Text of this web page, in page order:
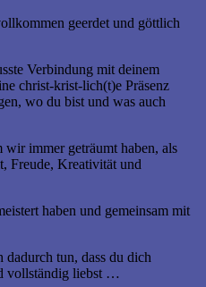
geerdet und göttlich
Verbindung mit deinem
christ-krist-lich(t)e Präsenz
wo du bist und was auch
immer geträumt haben, als
Freude, Kreativität und
haben und gemeinsam mit
tun, dass du dich
vollständig liebst …